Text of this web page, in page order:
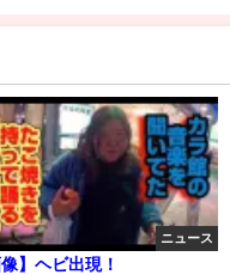
ニュース
像】ヘビ出現！